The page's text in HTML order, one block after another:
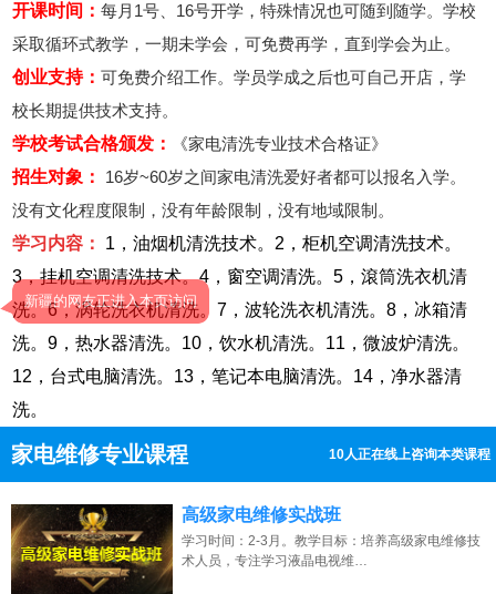
开课时间：每月1号、16号开学，特殊情况也可随到随学。学校
采取循环式教学，一期未学会，可免费再学，直到学会为止。
创业支持：可免费介绍工作。学员学成之后也可自己开店，学
校长期提供技术支持。
学校考试合格颁发：
《家电清洗专业技术合格证》
招生对象： 16岁~60岁之间家电清洗爱好者都可以报名入学。
没有文化程度限制，没有年龄限制，没有地域限制。
学习内容：
1，油烟机清洗技术。2，柜机空调清洗技术。
3，挂机空调清洗技术。4，窗空调清洗。5，滾筒洗衣机清
洗。6，涡轮洗衣机清洗。7，波轮洗衣机清洗。8，冰箱清
洗。9，热水器清洗。10，饮水机清洗。11，微波炉清洗。
12，台式电脑清洗。13，笔记本电脑清洗。14，净水器清
洗。
家电维修专业课程 10人正在线上咨询本类课程
点击免费咨询电话：13807313137
高级家电维修实战班
学习时间：2-3月。教学目标：培养高级家电维修技
术人员，专注学习液晶电视维…
新疆的网友正进入本页访问